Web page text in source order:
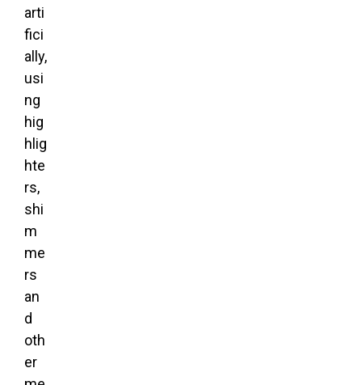
arti
fici
ally,
usi
ng
hig
hlig
hte
rs,
shi
m
me
rs
an
d
oth
er